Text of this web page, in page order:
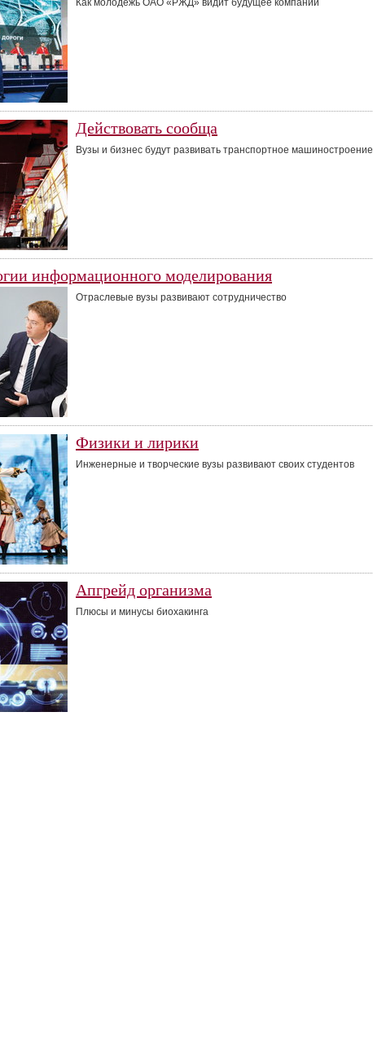
Как молодёжь ОАО «РЖД» видит будущее компании
Действовать сообща
Вузы и бизнес будут развивать транспортное машиностроение
информационного моделирования
Отраслевые вузы развивают сотрудничество
Физики и лирики
Инженерные и творческие вузы развивают своих студентов
Апгрейд организма
Плюсы и минусы биохакинга